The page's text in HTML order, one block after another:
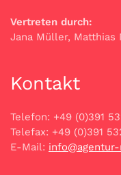
Vertreten durch:
Jana Müller, Matthias
Kontakt
Telefon: +49 (0)391
Telefax: +49 (0)391
E-Mail: